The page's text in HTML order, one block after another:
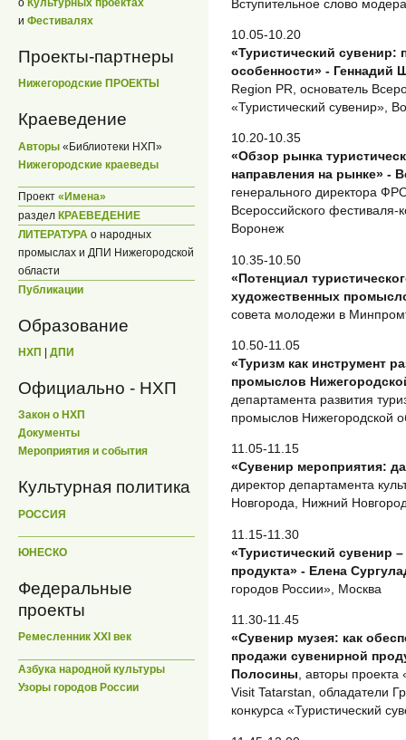
о Культурных проектах
и Фестивалях
Проекты-партнеры
Нижегородские ПРОЕКТЫ
Краеведение
Авторы «Библиотеки НХП»
Нижегородские краеведы
Проект «Имена»
раздел КРАЕВЕДЕНИЕ
ЛИТЕРАТУРА о народных
промыслах и ДПИ Нижегородской
области
Публикации
Образование
НХП ДПИ
Официально - НХП
Закон о НХП
Документы
Мероприятия и события
Культурная политика
РОССИЯ
ЮНЕСКО
Федеральные
проекты
Ремесленник XXI век
Азбука народной культуры
Узоры городов России
Вступительное слово
10.05-10.20
«Туристический сувенир:
особенности» - Геннадий
Region PR, основатель
«Туристический сувенир»,
10.20-10.35
«Обзор рынка
направления на рынке» -
генерального директора
Всероссийского фестиваля-
Воронеж
10.35-10.50
«Потенциал
художественных
совета молодежи в
10.50-11.05
«Туризм как инструмент
промыслов
департамента развития
промыслов Нижегородской
11.05-11.15
«Сувенир мероприятия:
директор департамента
Новгорода, Нижний
11.15-11.30
«Туристический сувенир
продукта» - Елена
городов России», Москва
11.30-11.45
«Сувенир музея: как
продажи сувенирной
Полосины, авторы проекта
Visit Tatarstan, обладатели
конкурса «Туристический